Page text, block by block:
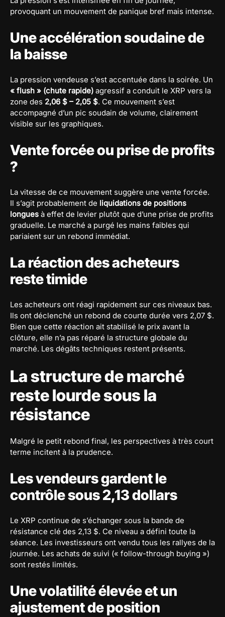
provoquant un mouvement de panique bref mais intense.
Une accélération soudaine de
la baisse
La pression vendeuse s’est accentuée dans la soirée. Un
« flush » (chute rapide) agressif a conduit le XRP vers la
zone des 2,06 $ – 2,05 $. Ce mouvement s’est
accompagné d’un pic soudain de volume, clairement
visible sur les graphiques.
Vente forcée ou prise de profits
?
La vitesse de ce mouvement suggère une vente forcée.
Il s’agit probablement de liquidations de positions
longues à effet de levier plutôt que d’une prise de profits
graduelle. Le marché a purgé les mains faibles qui
pariaient sur un rebond immédiat.
La réaction des acheteurs
reste timide
Les acheteurs ont réagi rapidement sur ces niveaux bas.
Ils ont déclenché un rebond de courte durée vers 2,07 $.
Bien que cette réaction ait stabilisé le prix avant la
clôture, elle n’a pas réparé la structure globale du
marché. Les dégâts techniques restent présents.
La structure de marché
reste lourde sous la
résistance
Malgré le petit rebond final, les perspectives à très court
terme incitent à la prudence.
Les vendeurs gardent le
contrôle sous 2,13 dollars
Le XRP continue de s’échanger sous la bande de
résistance clé des 2,13 $. Ce niveau a défini toute la
séance. Les investisseurs ont vendu tous les rallyes de la
journée. Les achats de suivi (« follow-through buying »)
sont restés limités.
Une volatilité élevée et un
ajustement de position